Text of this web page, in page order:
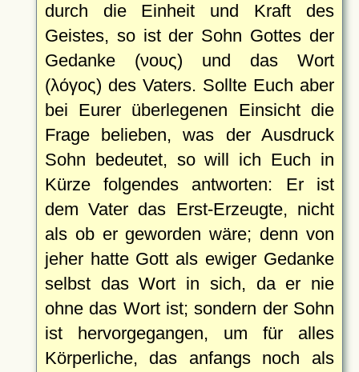
durch die Einheit und Kraft des
Geistes, so ist der Sohn Gottes der
Gedanke (νους) und das Wort
(λόγος) des Vaters. Sollte Euch aber
bei Eurer überlegenen Einsicht die
Frage belieben, was der Ausdruck
Sohn bedeutet, so will ich Euch in
Kürze folgendes antworten: Er ist
dem Vater das Erst-Erzeugte, nicht
als ob er geworden wäre; denn von
jeher hatte Gott als ewiger Gedanke
selbst das Wort in sich, da er nie
ohne das Wort ist; sondern der Sohn
ist hervorgegangen, um für alles
Körperliche, das anfangs noch als